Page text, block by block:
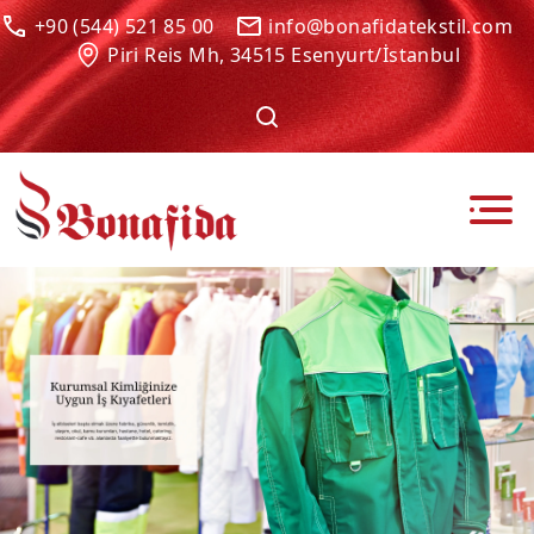
+90 (544) 521 85 00
info@bonafidatekstil.com
Piri Reis Mh, 34515 Esenyurt/İstanbul